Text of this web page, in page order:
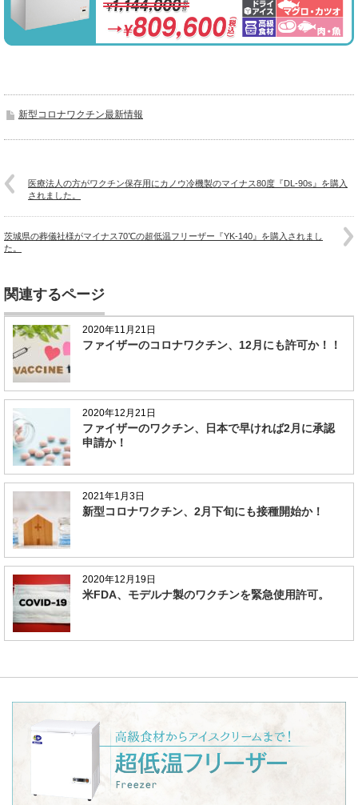
新型コロナワクチン最新情報
医療法人の方がワクチン保存用にカノウ冷機製のマイナス80度『DL-90s』を購入
されました。
茨城県の葬儀社様がマイナス70℃の超低温フリーザー『YK-140』を購入されまし
た。
関連するページ
2020年11月21日
ファイザーのコロナワクチン、12月にも許可か！！
2020年12月21日
ファイザーのワクチン、日本で早ければ2月に承認
申請か！
2021年1月3日
新型コロナワクチン、2月下旬にも接種開始か！
2020年12月19日
米FDA、モデルナ製のワクチンを緊急使用許可。